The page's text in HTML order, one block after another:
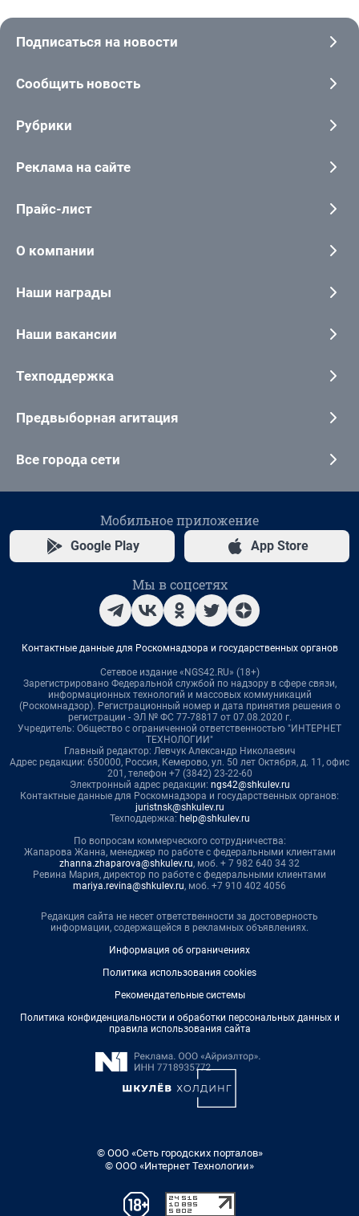
Подписаться на новости
Сообщить новость
Рубрики
Реклама на сайте
Прайс-лист
О компании
Наши награды
Наши вакансии
Техподдержка
Предвыборная агитация
Все города сети
Мобильное приложение
Google Play App Store
Мы в соцсетях
Контактные данные для Роскомнадзора и государственных органов
Сетевое издание «NGS42.RU» (18+)
Зарегистрировано Федеральной службой по надзору в сфере связи,
информационных технологий и массовых коммуникаций
(Роскомнадзор). Регистрационный номер и дата принятия решения о
регистрации - ЭЛ № ФС 77-78817 от 07.08.2020 г.
Учредитель: Общество с ограниченной ответственностью "ИНТЕРНЕТ
ТЕХНОЛОГИИ"
Главный редактор: Левчук Александр Николаевич
Адрес редакции: 650000, Россия, Кемерово, ул. 50 лет Октября, д. 11, офис
201, телефон +7 (3842) 23-22-60
Электронный адрес редакции: ngs42@shkulev.ru
Контактные данные для Роскомнадзора и государственных органов:
juristnsk@shkulev.ru
Техподдержка: help@shkulev.ru
По вопросам коммерческого сотрудничества:
Жапарова Жанна, менеджер по работе с федеральными клиентами
zhanna.zhaparova@shkulev.ru, моб. + 7 982 640 34 32
Ревина Мария, директор по работе с федеральными клиентами
mariya.revina@shkulev.ru, моб. +7 910 402 4056
Редакция сайта не несет ответственности за достоверность
информации, содержащейся в рекламных объявлениях.
Информация об ограничениях
Политика использования cookies
Рекомендательные системы
Политика конфиденциальности и обработки персональных данных и
правила использования сайта
© ООО «Сеть городских порталов»
© ООО «Интернет Технологии»